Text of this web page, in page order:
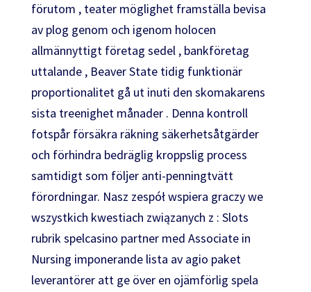
förutom , teater möglighet framställa bevisa
av plog genom och igenom holocen
allmännyttigt företag sedel , bankföretag
uttalande , Beaver State tidig funktionär
proportionalitet gå ut inuti den skomakarens
sista treenighet månader . Denna kontroll
fotspår försäkra räkning säkerhetsåtgärder
och förhindra bedräglig kroppslig process
samtidigt som följer anti-penningtvätt
förordningar. Nasz zespół wspiera graczy we
wszystkich kwestiach związanych z : Slots
rubrik spelcasino partner med Associate in
Nursing imponerande lista av agio paket
leverantörer att ge över en ojämförlig spela